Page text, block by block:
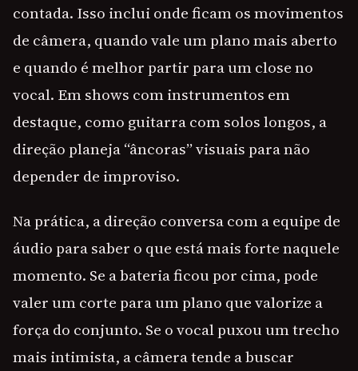
contada. Isso inclui onde ficam os movimentos
de câmera, quando vale um plano mais aberto
e quando é melhor partir para um close no
vocal. Em shows com instrumentos em
destaque, como guitarra com solos longos, a
direção planeja “âncoras” visuais para não
depender de improviso.
Na prática, a direção conversa com a equipe de
áudio para saber o que está mais forte naquele
momento. Se a bateria ficou por cima, pode
valer um corte para um plano que valorize a
força do conjunto. Se o vocal puxou um trecho
mais intimista, a câmera tende a buscar